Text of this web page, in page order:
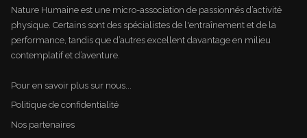
Nature Humaine est une micro-association de passionnés d’activité
physique. Certains sont des spécialistes de l'entraînement et de la
performance, tandis que d’autres excellent davantage en milieu
contemplatif et d’aventure.
Pour en savoir plus sur nous...
Politique de confidentialité
Nos partenaires